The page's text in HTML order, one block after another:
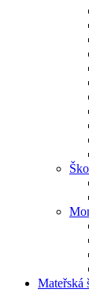
Mateřská